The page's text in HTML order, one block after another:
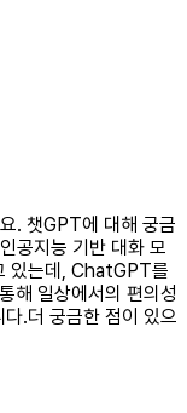
. 챗GPT에 대해 궁금
공지능 기반 대화 모
있는데, ChatGPT를
해 일상에서의 편의성
.더 궁금한 점이 있으